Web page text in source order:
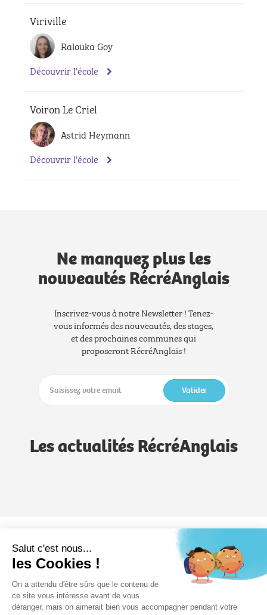
Viriville
Ralouka Goy
Découvrir l'école
Voiron Le Criel
Astrid Heymann
Découvrir l'école
Ne manquez plus les
nouveautés RécréAnglais
Inscrivez-vous à notre Newsletter ! Tenez-
vous informés des nouveautés, des stages,
et des prochaines communes qui
proposeront RécréAnglais !
Valider
Les actualités RécréAnglais
Notre savoir-faire
Devenez formateur Formation
Salut c'est nous...
les Cookies !
On a attendu d'être sûrs que le contenu de
ce site vous intéresse avant de vous
déranger, mais on aimerait bien vous accompagner pendant votre